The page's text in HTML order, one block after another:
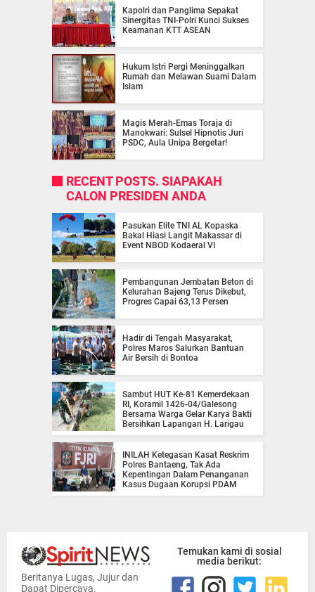
Kapolri dan Panglima Sepakat
Sinergitas TNI-Polri Kunci Sukses
Keamanan KTT ASEAN
Hukum Istri Pergi Meninggalkan
Rumah dan Melawan Suami Dalam
Islam
Magis Merah-Emas Toraja di
Manokwari: Sulsel Hipnotis Juri
PSDC, Aula Unipa Bergetar!
RECENT POSTS. SIAPAKAH
CALON PRESIDEN ANDA
Pasukan Elite TNI AL Kopaska
Bakal Hiasi Langit Makassar di
Event NBOD Kodaeral VI
Pembangunan Jembatan Beton di
Kelurahan Bajeng Terus Dikebut,
Progres Capai 63,13 Persen
Hadir di Tengah Masyarakat,
Polres Maros Salurkan Bantuan
Air Bersih di Bontoa
Sambut HUT Ke-81 Kemerdekaan
RI, Koramil 1426-04/Galesong
Bersama Warga Gelar Karya Bakti
Bersihkan Lapangan H. Larigau
INILAH Ketegasan Kasat Reskrim
Polres Bantaeng, Tak Ada
Kepentingan Dalam Penanganan
Kasus Dugaan Korupsi PDAM
Beritanya Lugas, Jujur dan
Dapat Dipercaya.
Temukan kami di sosial
media berikut: